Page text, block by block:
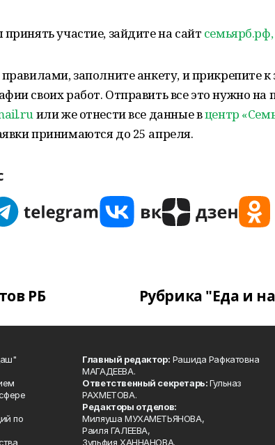
участие, зайдите на сайт семьярб.рф,
правилами, заполните анкету, и прикрепите
своих работ. Отправить все это нужно на
или же отнести все данные вцентр
принимаются до 25 апреля.
РБ Рубрика "Еда и
по
Главный редактор: Рашида Рафкатовна
МАГАДЕЕВА.
Ответственный секретарь:Гульназ
РАХМЕТОВА.
Редакторы отделов:
Миляуша МУХАМЕТЬЯНОВА,
Раиля ГАЛЕЕВА,
Зульфия ХАННАНОВА.